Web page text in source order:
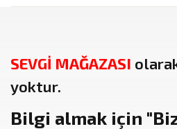
SEVGİ MAĞAZASI
yoktur.
Bilgi almak için